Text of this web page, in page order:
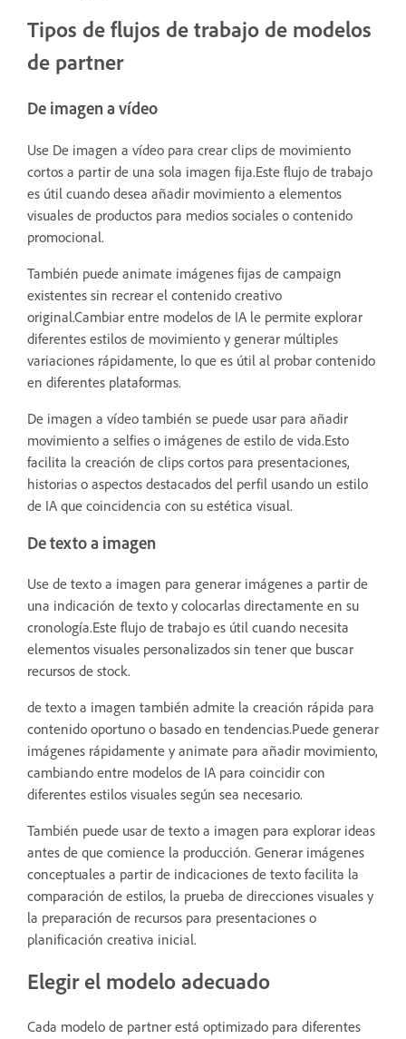
Tipos de flujos de trabajo de modelos
de partner
De imagen a vídeo
Use De imagen a vídeo para crear clips de movimiento
cortos a partir de una sola imagen fija.Este flujo de trabajo
es útil cuando desea añadir movimiento a elementos
visuales de productos para medios sociales o contenido
promocional.
También puede animate imágenes fijas de campaign
existentes sin recrear el contenido creativo
original.Cambiar entre modelos de IA le permite explorar
diferentes estilos de movimiento y generar múltiples
variaciones rápidamente, lo que es útil al probar contenido
en diferentes plataformas.
De imagen a vídeo también se puede usar para añadir
movimiento a selfies o imágenes de estilo de vida.Esto
facilita la creación de clips cortos para presentaciones,
historias o aspectos destacados del perfil usando un estilo
de IA que coincidencia con su estética visual.
De texto a imagen
Use de texto a imagen para generar imágenes a partir de
una indicación de texto y colocarlas directamente en su
cronología.Este flujo de trabajo es útil cuando necesita
elementos visuales personalizados sin tener que buscar
recursos de stock.
de texto a imagen también admite la creación rápida para
contenido oportuno o basado en tendencias.Puede generar
imágenes rápidamente y animate para añadir movimiento,
cambiando entre modelos de IA para coincidir con
diferentes estilos visuales según sea necesario.
También puede usar de texto a imagen para explorar ideas
antes de que comience la producción. Generar imágenes
conceptuales a partir de indicaciones de texto facilita la
comparación de estilos, la prueba de direcciones visuales y
la preparación de recursos para presentaciones o
planificación creativa inicial.
Elegir el modelo adecuado
Cada modelo de partner está optimizado para diferentes